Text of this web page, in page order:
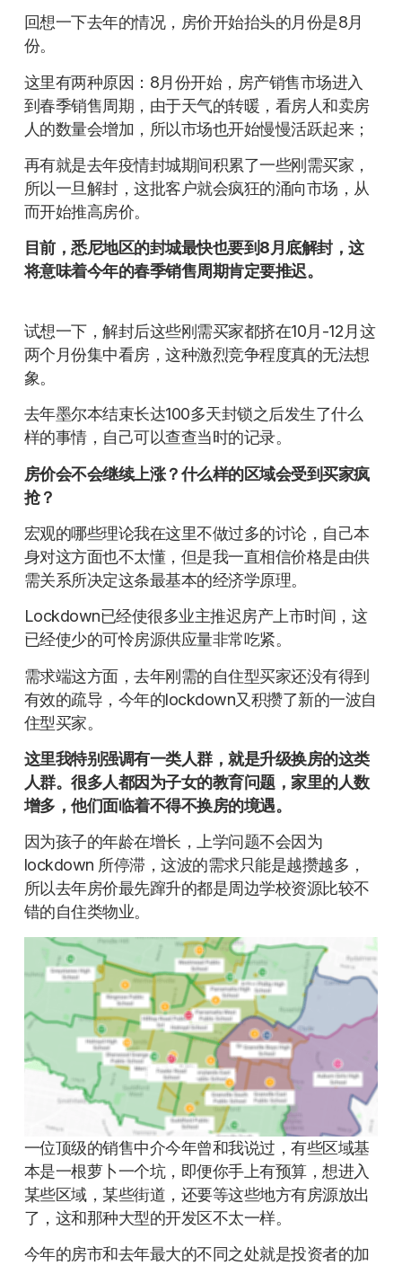
回想一下去年的情况，房价开始抬头的月份是8月
份。
这里有两种原因：8月份开始，房产销售市场进入
到春季销售周期，由于天气的转暖，看房人和卖房
人的数量会增加，所以市场也开始慢慢活跃起来；
再有就是去年疫情封城期间积累了一些刚需买家，
所以一旦解封，这批客户就会疯狂的涌向市场，从
而开始推高房价。
目前，悉尼地区的封城最快也要到8月底解封，这
将意味着今年的春季销售周期肯定要推迟。
试想一下，解封后这些刚需买家都挤在10月-12月这
两个月份集中看房，这种激烈竞争程度真的无法想
象。
去年墨尔本结束长达100多天封锁之后发生了什么
样的事情，自己可以查查当时的记录。
房价会不会继续上涨？什么样的区域会受到买家疯
抢？
宏观的哪些理论我在这里不做过多的讨论，自己本
身对这方面也不太懂，但是我一直相信价格是由供
需关系所决定这条最基本的经济学原理。
Lockdown已经使很多业主推迟房产上市时间，这
已经使少的可怜房源供应量非常吃紧。
需求端这方面，去年刚需的自住型买家还没有得到
有效的疏导，今年的lockdown又积攒了新的一波自
住型买家。
这里我特别强调有一类人群，就是升级换房的这类
人群。很多人都因为子女的教育问题，家里的人数
增多，他们面临着不得不换房的境遇。
因为孩子的年龄在增长，上学问题不会因为
lockdown 所停滞，这波的需求只能是越攒越多，
所以去年房价最先蹿升的都是周边学校资源比较不
错的自住类物业。
一位顶级的销售中介今年曾和我说过，有些区域基
本是一根萝卜一个坑，即便你手上有预算，想进入
某些区域，某些街道，还要等这些地方有房源放出
了，这和那种大型的开发区不太一样。
今年的房市和去年最大的不同之处就是投资者的加